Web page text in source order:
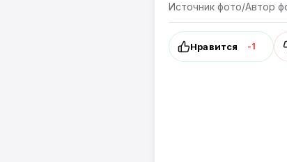
Источник фото/Автор
Нравится -1